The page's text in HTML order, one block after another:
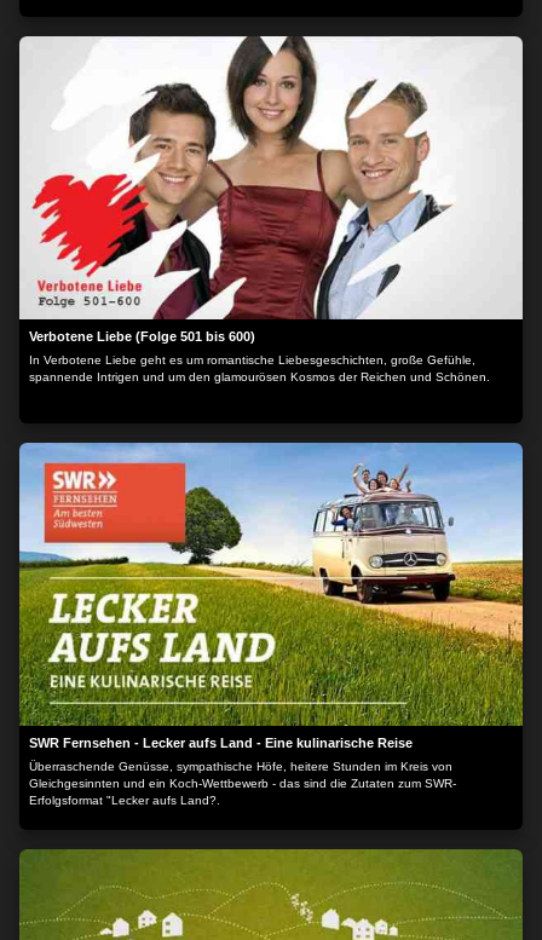
Verbotene Liebe (Folge 501 bis 600)
In Verbotene Liebe geht es um romantische Liebesgeschichten, große Gefühle,
spannende Intrigen und um den glamourösen Kosmos der Reichen und Schönen.
SWR Fernsehen - Lecker aufs Land - Eine kulinarische Reise
Überraschende Genüsse, sympathische Höfe, heitere Stunden im Kreis von
Gleichgesinnten und ein Koch-Wettbewerb - das sind die Zutaten zum SWR-
Erfolgsformat "Lecker aufs Land?.